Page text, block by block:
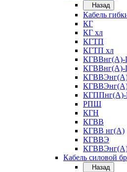
Назад
Кабель
КГ
КГ хл
КГТП
КГТП хл
КГВВнг(А)-
КГВВнг(А)-
КГППнг(А)-
РПШ
КГН
КГВВ
КГВВ нг(А)
КГВВЭ
Кабель силовой
Назад